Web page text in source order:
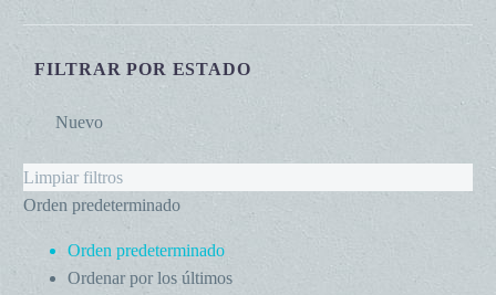
FILTRAR POR ESTADO
Nuevo
Limpiar filtros
Orden predeterminado
Orden predeterminado
Ordenar por los últimos